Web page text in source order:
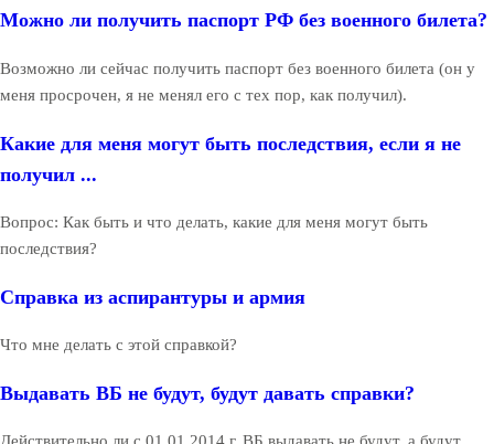
Можно ли получить паспорт РФ без военного билета?
Возможно ли сейчас получить паспорт без военного билета (он у
меня просрочен, я не менял его с тех пор, как получил).
Какие для меня могут быть последствия, если я не
получил ...
Вопрос: Как быть и что делать, какие для меня могут быть
последствия?
Справка из аспирантуры и армия
Что мне делать с этой справкой?
Выдавать ВБ не будут, будут давать справки?